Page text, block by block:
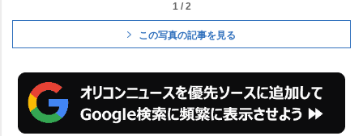
1 / 2
この写真の記事を見る